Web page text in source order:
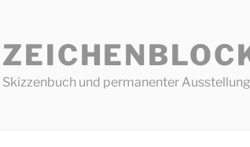
Skizzenbuch und permanenter